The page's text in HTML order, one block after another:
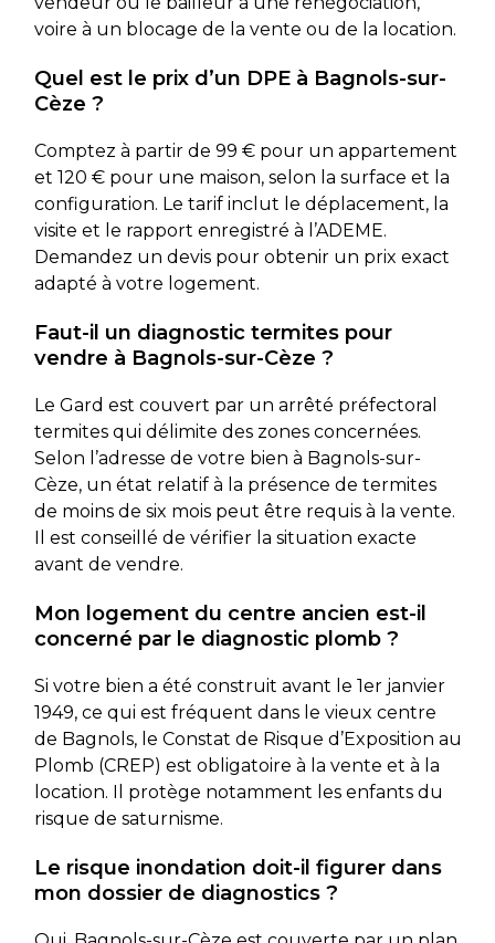
voire à un blocage de la vente ou de la location.
Quel est le prix d’un DPE à Bagnols-sur-
Cèze ?
Comptez à partir de 99 € pour un appartement
et 120 € pour une maison, selon la surface et la
configuration. Le tarif inclut le déplacement, la
visite et le rapport enregistré à l’ADEME.
Demandez un devis pour obtenir un prix exact
adapté à votre logement.
Faut-il un diagnostic termites pour
vendre à Bagnols-sur-Cèze ?
Le Gard est couvert par un arrêté préfectoral
termites qui délimite des zones concernées.
Selon l’adresse de votre bien à Bagnols-sur-
Cèze, un état relatif à la présence de termites
de moins de six mois peut être requis à la vente.
Il est conseillé de vérifier la situation exacte
avant de vendre.
Mon logement du centre ancien est-il
concerné par le diagnostic plomb ?
Si votre bien a été construit avant le 1er janvier
1949, ce qui est fréquent dans le vieux centre
de Bagnols, le Constat de Risque d’Exposition au
Plomb (CREP) est obligatoire à la vente et à la
location. Il protège notamment les enfants du
risque de saturnisme.
Le risque inondation doit-il figurer dans
mon dossier de diagnostics ?